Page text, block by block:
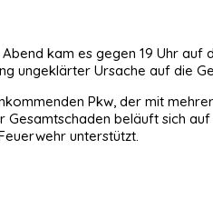
kam es gegen 19 Uhr
ungeklärter Ursache auf die
Pkw, der mit
beläuft sich
unterstützt.